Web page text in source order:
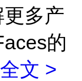
多产
的
文 >